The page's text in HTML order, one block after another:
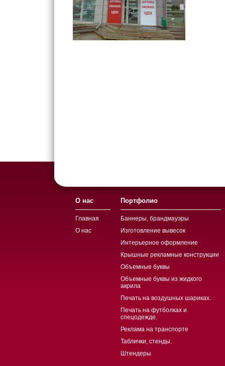
О нас
Главная
О нас
Портфолио
Баннеры, брандмауэры
Изготовление вывесок
Интерьерное оформление
Крышные рекламные конструкции
Объемные буквы
Объемные буквы из жидкого
акрила
Печать на воздушных шариках.
Печать на футболках и
спецодежде.
Реклама на транспорте
Таблички, стенды.
Штендеры